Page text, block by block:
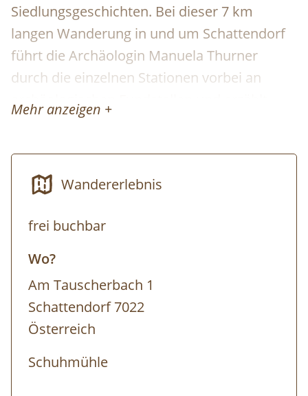
Siedlungsgeschichten. Bei dieser 7 km
langen Wanderung in und um Schattendorf
führt die Archäologin Manuela Thurner
durch die einzelnen Stationen vorbei an
archäologischen Fundstellen und erzählt
mehr über Schattendorfs vergangene
5 Personen
Dauer: 5 h
Mehr anzeigen +
Wandererlebnis
frei buchbar
Wo?
Am Tauscherbach 1
Schattendorf 7022
Österreich
Schuhmühle